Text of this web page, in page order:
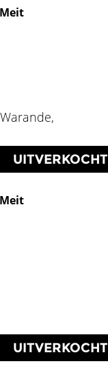
UITVERKOCHT
UITVERKOCHT